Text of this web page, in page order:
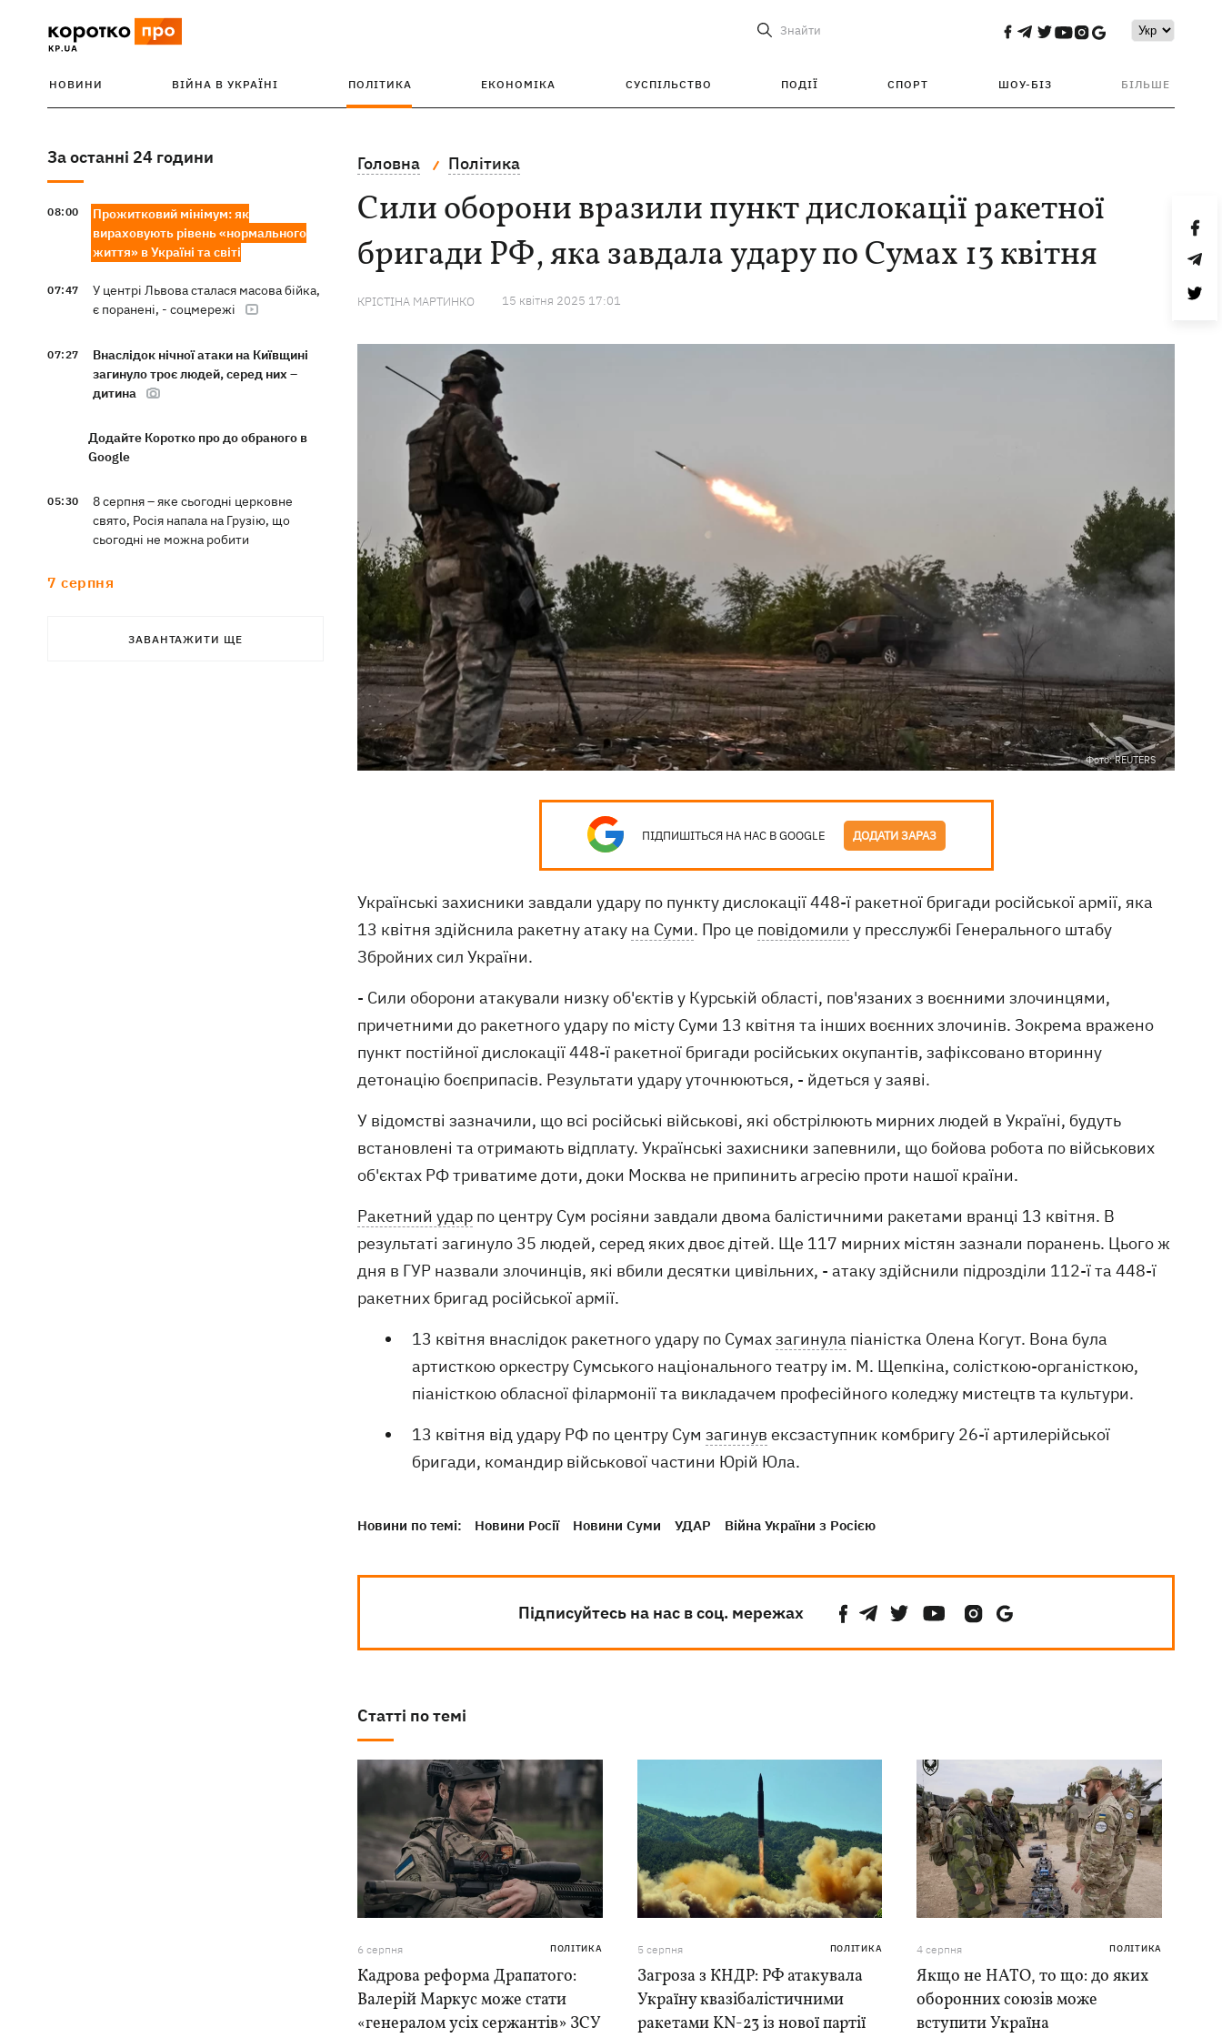
Знайти
НОВИНИ ВІЙНА В УКРАЇНІ ПОЛІТИКА ЕКОНОМІКА СУСПІЛЬСТВО ПОДІЇ СПОРТ ШОУ-БІЗ БІЛЬШЕ
За останні 24 години
08:00
Прожитковий мінімум: як
вираховують рівень «нормального
життя» в Україні та світі
07:47
У центрі Львова сталася масова бійка,
є поранені, - соцмережі
07:27
Внаслідок нічної атаки на Київщині
загинуло троє людей, серед них –
дитина
Додайте Коротко про до обраного в
Google
05:30
8 серпня – яке сьогодні церковне
свято, Росія напала на Грузію, що
сьогодні не можна робити
7 серпня
Полякової із закликами змінити
ЗАВАНТАЖИТИ ЩЕ
Головна Політика
Сили оборони вразили пункт дислокації ракетної
бригади РФ, яка завдала удару по Сумах 13 квітня
КРІСТІНА МАРТИНКО 15 квiтня 2025 17:01
Фото: REUTERS
ПІДПИШІТЬСЯ НА НАС В GOOGLE ДОДАТИ ЗАРАЗ
Українські захисники завдали удару по пункту дислокації 448-ї ракетної бригади російської армії, яка
13 квітня здійснила ракетну атаку на Суми. Про це повідомили у пресслужбі Генерального штабу
Збройних сил України.
- Сили оборони атакували низку об'єктів у Курській області, пов'язаних з воєнними злочинцями,
причетними до ракетного удару по місту Суми 13 квітня та інших воєнних злочинів. Зокрема вражено
пункт постійної дислокації 448-ї ракетної бригади російських окупантів, зафіксовано вторинну
детонацію боєприпасів. Результати удару уточнюються, - йдеться у заяві.
У відомстві зазначили, що всі російські військові, які обстрілюють мирних людей в Україні, будуть
встановлені та отримають відплату. Українські захисники запевнили, що бойова робота по військових
об'єктах РФ триватиме доти, доки Москва не припинить агресію проти нашої країни.
Ракетний удар по центру Сум росіяни завдали двома балістичними ракетами вранці 13 квітня. В
результаті загинуло 35 людей, серед яких двоє дітей. Ще 117 мирних містян зазнали поранень. Цього ж
дня в ГУР назвали злочинців, які вбили десятки цивільних, - атаку здійснили підрозділи 112-ї та 448-ї
ракетних бригад російської армії.
13 квітня внаслідок ракетного удару по Сумахзагинула піаністка Олена Когут. Вона була
артисткою оркестру Сумського національного театру ім. М. Щепкіна, солісткою-органісткою,
піаністкою обласної філармонії та викладачем професійного коледжу мистецтв та культури.
13 квітня від удару РФ по центру Сум загинув ексзаступник комбригу 26-ї артилерійської
бригади, командир військової частини Юрій Юла.
Новини по темі: Новини Росії Новини Суми УДАР Війна України з Росією
Підписуйтесь на нас в соц. мережах
Статті по темі
6 серпня ПОЛІТИКА
Кадрова реформа Драпатого:
Валерій Маркус може стати
«генералом усіх сержантів» ЗСУ
5 серпня ПОЛІТИКА
Загроза з КНДР: РФ атакувала
Україну квазібалістичними
ракетами KN-23 із нової партії
4 серпня ПОЛІТИКА
Якщо не НАТО, то що: до яких
оборонних союзів може
вступити Україна